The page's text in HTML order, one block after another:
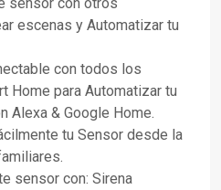
escenas y Automatizar tu
con todos los
Home para Automatizar tu
Alexa & Google Home.
tu Sensor desde la
sensor con: Sirena